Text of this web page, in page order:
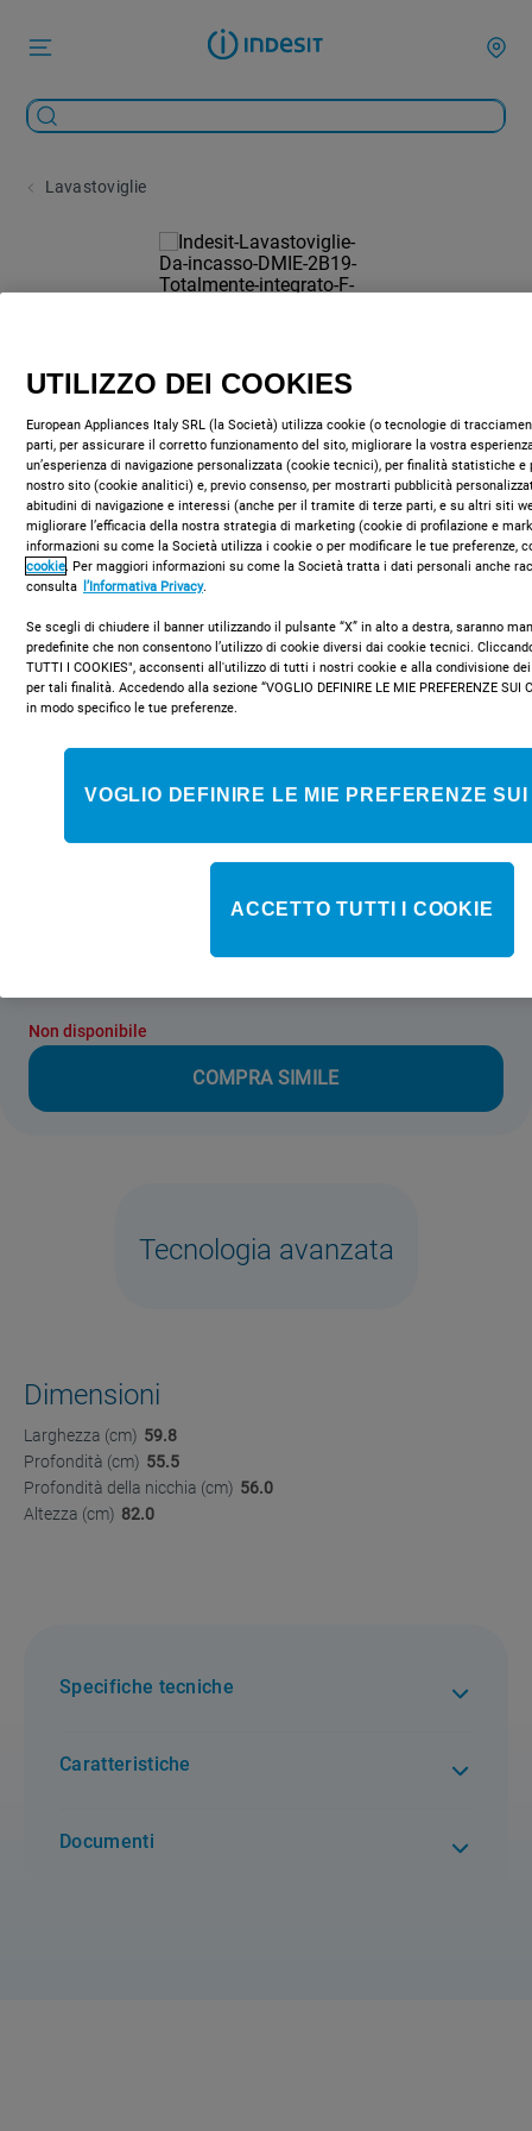
Lavastoviglie
DMIE 2B19
disponibile. Consumo d'acqua ridotto. Colore bianco. Piedini
Non disponibile
COMPRA SIMILE
Tecnologia avanzata
Dimensioni
Larghezza (cm) 59.8
Profondità (cm) 55.5
Profondità della nicchia (cm) 56.0
Altezza (cm) 82.0
Specifiche tecniche
Caratteristiche
Documenti
UTILIZZO DEI COOKIES
European Appliances Italy SRL (la Società) utilizza cookie (o tecnologie di
parti, per assicurare il corretto funzionamento del sito, migliorare la vostra
un’esperienza di navigazione personalizzata (cookie tecnici), per finalità statistiche e
nostro sito (cookie analitici) e, previo consenso, per mostrarti pubblicità
abitudini di navigazione e interessi (anche per il tramite di terze parti, e su altri siti
migliorare l’efficacia della nostra strategia di marketing (cookie di profilazione e
informazioni su come la Società utilizza i cookie o per modificare le tue preferenze,
cookie. Per maggiori informazioni su come la Società tratta i dati personali anche
consulta l’Informativa Privacy.
Se scegli di chiudere il banner utilizzando il pulsante “X” in alto a destra, saranno
predefinite che non consentono l’utilizzo di cookie diversi dai cookie tecnici.
TUTTI I COOKIES", acconsenti all'utilizzo di tutti i nostri cookie e alla condivisione
per tali finalità. Accedendo alla sezione “VOGLIO DEFINIRE LE MIE PREFERENZE SUI
in modo specifico le tue preferenze.
VOGLIO DEFINIRE LE MIE PREFERENZE
ACCETTO TUTTI I COOKIE